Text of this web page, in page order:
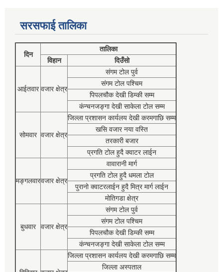
सरसफाई तालिका
दिन
तालिका
विहान
दिउँसो
आईतवार वजार क्षेत्र
संगम टोल पुर्व
संगम टोल पश्चिम
पिपलचौक देखी डिम्की सम्म
कंन्चनजङ्गा देखी साकेला टोल सम्म
सोमवार वजार क्षेत्र
जिल्ला प्रशासन कार्यलय देखी करमगाछि सम्म
खसि वजार नया वस्ति
तरकारी बजार
प्रगति टोल हुदै क्वाटर लाईन
मङ्गलवारवजार क्षेत्र
वावारानी मार्ग
प्रगति टोल हुदै धमला टोल
पुरानो क्वाटरलाईन हुदै मित्र मार्ग लाईन
मोतिगडा क्षेत्र
बुधवार वजार क्षेत्र
संगम टोल पुर्व
संगम टोल पश्चिम
पिपलचौक देखी डिम्की सम्म
कंन्चनजङ्गा देखी साकेला टोल सम्म
जिल्ला प्रशासन कार्यलय देखी करमगाछि सम्म
जिल्ला अस्पताल